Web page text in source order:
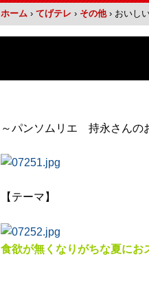
ホーム › てげテレ › その他 › おいし
～パンソムリエ 持永さんの
【テーマ】
食欲が無くなりがちな夏にお